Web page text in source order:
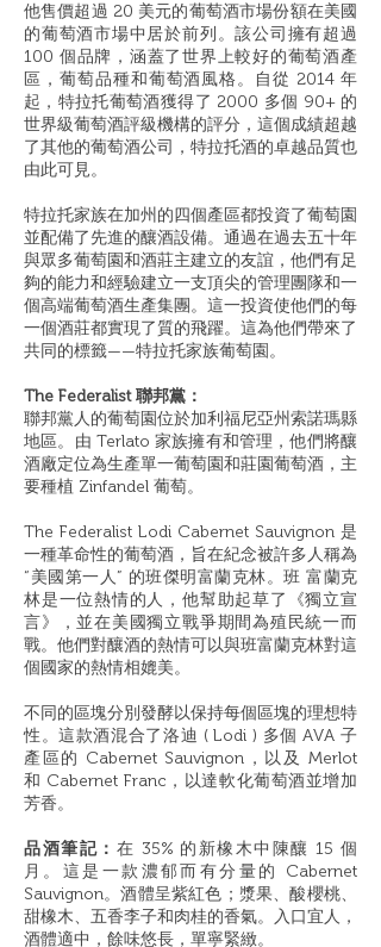
他售價超過 20 美元的葡萄酒市場份額在美國
的葡萄酒市場中居於前列。該公司擁有超過
100 個品牌，涵蓋了世界上較好的葡萄酒產
區，葡萄品種和葡萄酒風格。自從 2014 年
起，特拉托葡萄酒獲得了 2000 多個 90+ 的
世界級葡萄酒評級機構的評分，這個成績超越
了其他的葡萄酒公司，特拉托酒的卓越品質也
由此可見。
特拉托家族在加州的四個產區都投資了葡萄園
並配備了先進的釀酒設備。通過在過去五十年
與眾多葡萄園和酒莊主建立的友誼，他們有足
夠的能力和經驗建立一支頂尖的管理團隊和一
個高端葡萄酒生產集團。這一投資使他們的每
一個酒莊都實現了質的飛躍。這為他們帶來了
共同的標籤——特拉托家族葡萄園。
The Federalist 聯邦黨：
聯邦黨人的葡萄園位於加利福尼亞州索諾瑪縣
地區。由 Terlato 家族擁有和管理，他們將釀
酒廠定位為生產單一葡萄園和莊園葡萄酒，主
要種植 Zinfandel 葡萄。
The Federalist Lodi Cabernet Sauvignon 是
一種革命性的葡萄酒，旨在紀念被許多人稱為
“美國第一人” 的班傑明富蘭克林。班 富蘭克
林是一位熱情的人，他幫助起草了《獨立宣
言》，並在美國獨立戰爭期間為殖民統一而
戰。他們對釀酒的熱情可以與班富蘭克林對這
個國家的熱情相媲美。
不同的區塊分別發酵以保持每個區塊的理想特
性。這款酒混合了洛迪 ( Lodi ) 多個 AVA 子
產區的 Cabernet Sauvignon，以及 Merlot
和 Cabernet Franc，以達軟化葡萄酒並增加
芳香。
品酒筆記： 在 35% 的新橡木中陳釀 15 個
月。這是一款濃郁而有分量的 Cabernet
Sauvignon。酒體呈紫紅色；漿果、酸櫻桃、
甜橡木、五香李子和肉桂的香氣。入口宜人，
酒體適中，餘味悠長，單寧緊緻。